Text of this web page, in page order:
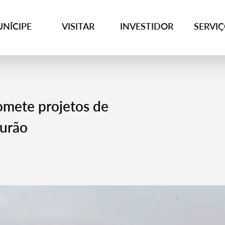
VISITAR INVESTIDOR
projetos de